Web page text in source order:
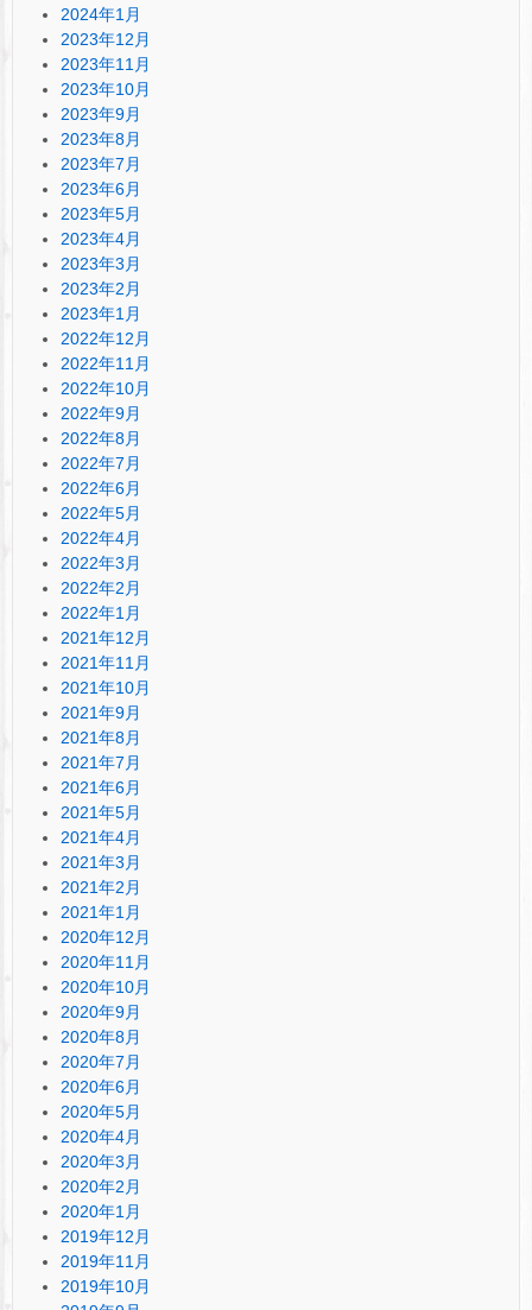
2024年1月
2023年12月
2023年11月
2023年10月
2023年9月
2023年8月
2023年7月
2023年6月
2023年5月
2023年4月
2023年3月
2023年2月
2023年1月
2022年12月
2022年11月
2022年10月
2022年9月
2022年8月
2022年7月
2022年6月
2022年5月
2022年4月
2022年3月
2022年2月
2022年1月
2021年12月
2021年11月
2021年10月
2021年9月
2021年8月
2021年7月
2021年6月
2021年5月
2021年4月
2021年3月
2021年2月
2021年1月
2020年12月
2020年11月
2020年10月
2020年9月
2020年8月
2020年7月
2020年6月
2020年5月
2020年4月
2020年3月
2020年2月
2020年1月
2019年12月
2019年11月
2019年10月